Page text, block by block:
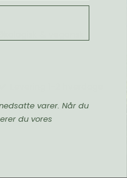
varer. Når du
du vores